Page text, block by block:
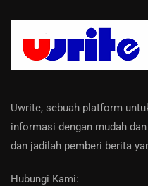
Uwrite, sebuah platform
informasi dengan mudah
dan jadilah pemberi berita
Hubungi Kami: